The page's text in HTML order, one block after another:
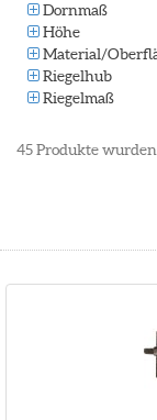
Dornmaß
Höhe
Material/
Riegelhub
Riegelmaß
45Produkte